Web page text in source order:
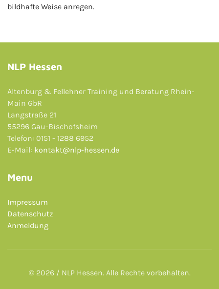
bildhafte Weise anregen.
NLP Hessen
Altenburg & Fellehner Training und Beratung Rhein-
Main GbR
Langstraße 21
55296 Gau-Bischofsheim
Telefon: 0151 - 1288 6952
E-Mail: kontakt@nlp-hessen.de
Menu
Impressum
Datenschutz
Anmeldung
© 2026 / NLP Hessen. Alle Rechte vorbehalten.